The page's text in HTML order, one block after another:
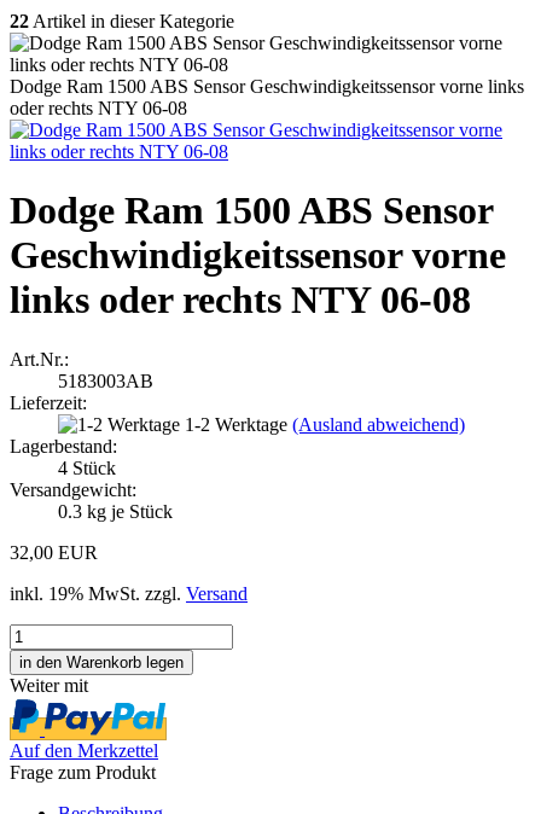
22 Artikel in dieser Kategorie
Dodge Ram 1500 ABS Sensor Geschwindigkeitssensor vorne links
oder rechts NTY 06-08
Dodge Ram 1500 ABS Sensor
Geschwindigkeitssensor vorne
links oder rechts NTY 06-08
Art.Nr.:
5183003AB
Lieferzeit:
1-2 Werktage (Ausland abweichend)
Lagerbestand:
4 Stück
Versandgewicht:
0.3 kg je Stück
32,00 EUR
inkl. 19% MwSt. zzgl. Versand
Weiter mit
Auf den Merkzettel
Frage zum Produkt